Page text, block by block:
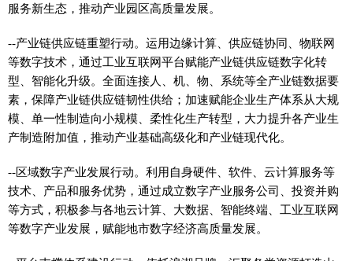
服务新生态，推动产业园区高质量发展。
--产业链供应链重塑行动。运用边缘计算、供应链协同、物联网
等数字技术，通过工业互联网平台赋能产业链供应链数字化转
型、智能化升级。全面连接人、机、物、系统等全产业链数据要
素，保障产业链供应链韧性供给；加速赋能企业生产体系从大规
模、单一性制造向小规模、柔性化生产转型，大力提升各产业生
产制造附加值，推动产业基础高级化和产业链现代化。
--区域数字产业发展行动。利用自身硬件、软件、云计算服务等
技术、产品和服务优势，通过成立数字产业服务公司、投资并购
等方式，积极参与各地云计算、大数据、智能终端、工业互联网
等数字产业发展，赋能地市数字经济高质量发展。